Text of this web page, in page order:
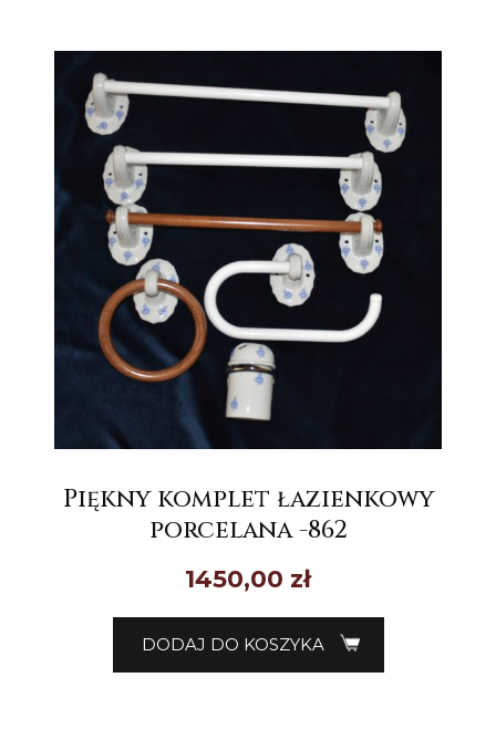
Piękny komplet łazienkowy
porcelana -862
1450,00 zł
DODAJ DO KOSZYKA